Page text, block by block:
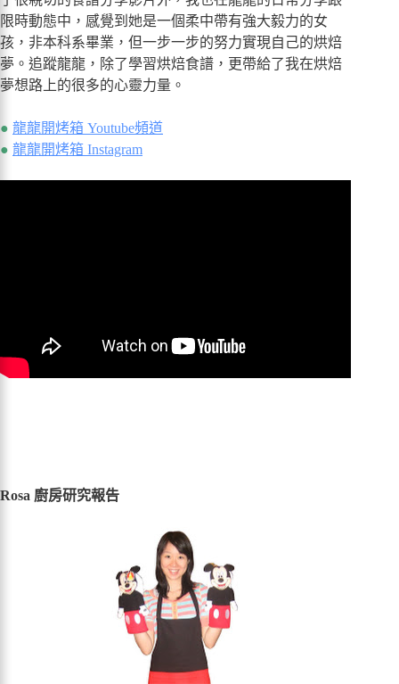
限時動態中，感覺到她是一個柔中帶有強大毅力的女
孩，非本科系畢業，但一步一步的努力實現自己的烘焙
夢。追蹤龍龍，除了學習烘焙食譜，更帶給了我在烘焙
夢想路上的很多的心靈力量。
● 龍龍開烤箱 Youtube頻道
● 龍龍開烤箱 Instagram
Rosa 廚房研究報告